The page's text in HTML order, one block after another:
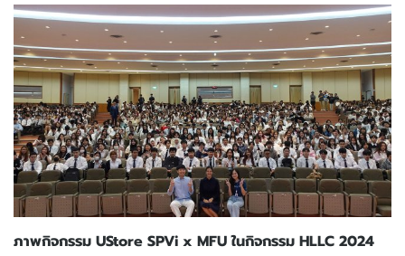
ภาพกิจกรรม UStore SPVi x MFU ในกิจกรรม HLLC 2024